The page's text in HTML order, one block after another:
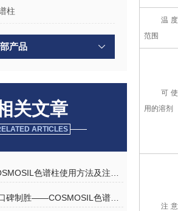
柱
产品
关文章
ARTICLES
温度
范围
可使
用的溶剂
注意